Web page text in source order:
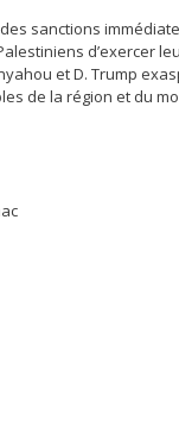
sanctions
d’exercer
et D. Trump
de la région et du